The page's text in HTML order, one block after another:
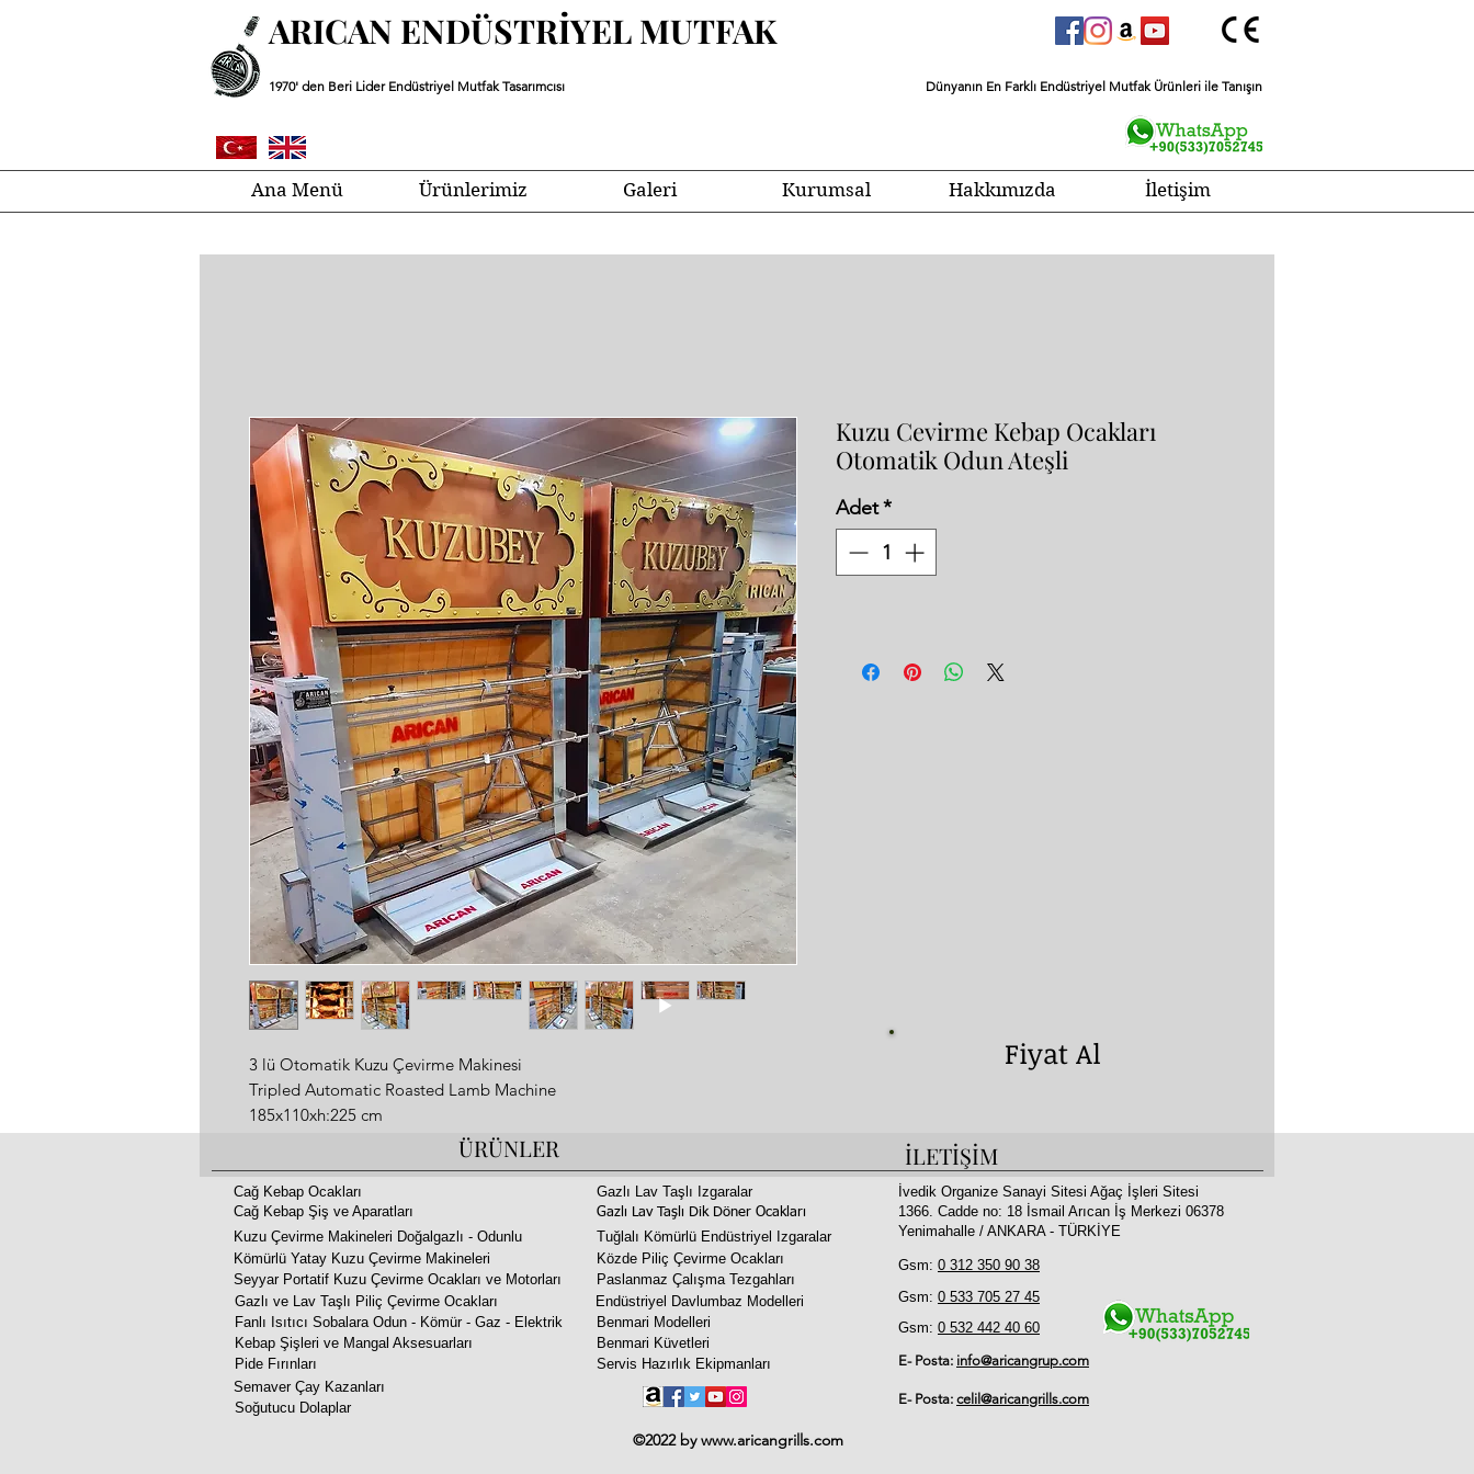
ARICAN ENDÜSTRİYEL MUTFAK
1970' den Beri Lider Endüstriyel Mutfak Tasarımcısı Dünyanın En Farklı Endüstriyel Mutfak Ürünleri ile Tanışın
Ana Menü Ürünlerimiz Galeri Kurumsal Hakkımızda İletişim
3 lü Otomatik Kuzu Çevirme Makinesi
Tripled Automatic Roasted Lamb Machine
185x110xh:225 cm
Wood fire
Copper paint and gold yellow design
Special logo or restaurant name on the front panelآلة تحميص الضأن
3 آلة تحميص الخروف الأوتوماتيكية
الأبعاد: 185x110xh: 225 سم 450 كجم
يمكن استخدام الخشب أو الفحم
المظهر الجمالي بمظهر نحاسي
مدخنة مزدوجة
2 سنة الضمان
وقت الطلب: 20 يوما
Kuzu Cevirme Kebap Ocakları
Otomatik Odun Ateşli
Adet*
Fiyat Al
ÜRÜNLER İLETİŞİM
Cağ Kebap Ocakları
Gazlı Lav Taşlı Izgaralar
Cağ Kebap Şiş ve Aparatları
Gazlı Lav Taşlı Dik Döner Ocakları
Tuğlalı Kömürlü Endüstriyel Izgaralar
Kuzu Çevirme Makineleri Doğalgazlı - Odunlu
İvedik Organize Sanayi Sitesi Ağaç İşleri Sitesi
1366. Cadde no: 18 İsmail Arıcan İş Merkezi 06378
Yenimahalle / ANKARA - TÜRKİYE
Kömürlü Yatay Kuzu Çevirme Makineleri
Közde Piliç Çevirme Ocakları
Seyyar Portatif Kuzu Çevirme Ocakları ve Motorları
Paslanmaz Çalışma Tezgahları
Gazlı ve Lav Taşlı Piliç Çevirme Ocakları
Endüstriyel Davlumbaz Modelleri
Fanlı Isıtıcı Sobalara Odun - Kömür - Gaz - Elektrik
Benmari Modelleri
Kebap Şişleri ve Mangal Aksesuarları
Benmari Küvetleri
Gsm: 0 533 705 27 45
Pide Fırınları Servis Hazırlık Ekipmanları E- Posta: info@aricangrup.com
Gsm: 0 532 442 40 60
Gsm: 0 312 350 90 38
Semaver Çay Kazanları
Soğutucu Dolaplar
E- Posta: celil@aricangrills.com
©2022 bywww.aricangrills.com